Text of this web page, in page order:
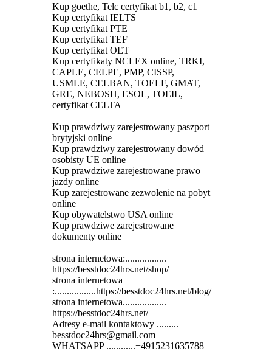
Kup goethe, Telc certyfikat b1, b2, c1
Kup certyfikat IELTS
Kup certyfikat PTE
Kup certyfikat TEF
Kup certyfikat OET
Kup certyfikaty NCLEX online, TRKI,
CAPLE, CELPE, PMP, CISSP,
USMLE, CELBAN, TOELF, GMAT,
GRE, NEBOSH, ESOL, TOEIL,
certyfikat CELTA
Kup prawdziwy zarejestrowany paszport
brytyjski online
Kup prawdziwy zarejestrowany dowód
osobisty UE online
Kup prawdziwe zarejestrowane prawo
jazdy online
Kup zarejestrowane zezwolenie na pobyt
online
Kup obywatelstwo USA online
Kup prawdziwe zarejestrowane
dokumenty online
strona internetowa:.................
https://besstdoc24hrs.net/shop/
strona internetowa
:.................https://besstdoc24hrs.net/blog/
strona internetowa..................
https://besstdoc24hrs.net/
Adresy e-mail kontaktowy .........
besstdoc24hrs@gmail.com
WHATSAPP ............+4915231635788